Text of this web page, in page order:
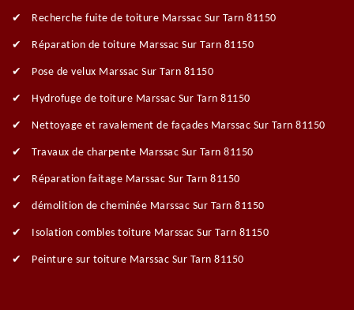
Recherche fuite de toiture Marssac Sur Tarn 81150
Réparation de toiture Marssac Sur Tarn 81150
Pose de velux Marssac Sur Tarn 81150
Hydrofuge de toiture Marssac Sur Tarn 81150
Nettoyage et ravalement de façades Marssac Sur Tarn 81150
Travaux de charpente Marssac Sur Tarn 81150
Réparation faitage Marssac Sur Tarn 81150
démolition de cheminée Marssac Sur Tarn 81150
Isolation combles toiture Marssac Sur Tarn 81150
Peinture sur toiture Marssac Sur Tarn 81150